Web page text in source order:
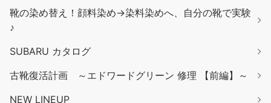
靴の染め替え！顔料染め→染料染めへ、自分の靴で実験
♪
SUBARU カタログ
古靴復活計画 ～エドワードグリーン 修理 【前編】～
NEW LINEUP